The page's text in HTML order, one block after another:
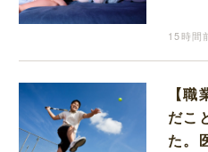
15時間
【
だこ
た。